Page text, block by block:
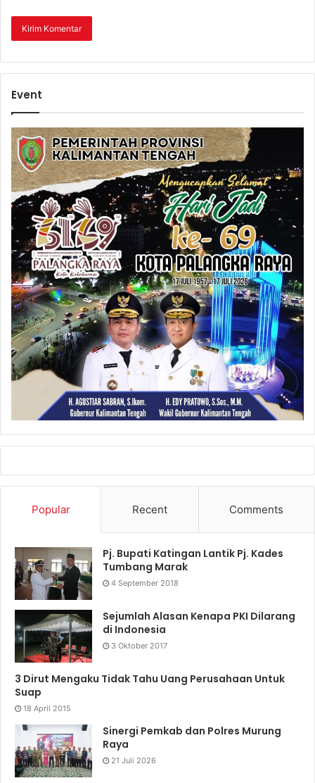
Event
Popular Recent Comments
Pj. Bupati Katingan Lantik Pj. Kades
Tumbang Marak
4 September 2018
Sejumlah Alasan Kenapa PKI Dilarang
di Indonesia
3 Oktober 2017
3 Dirut Mengaku Tidak Tahu Uang Perusahaan Untuk
Suap
18 April 2015
Sinergi Pemkab dan Polres Murung
Raya
21 Juli 2026